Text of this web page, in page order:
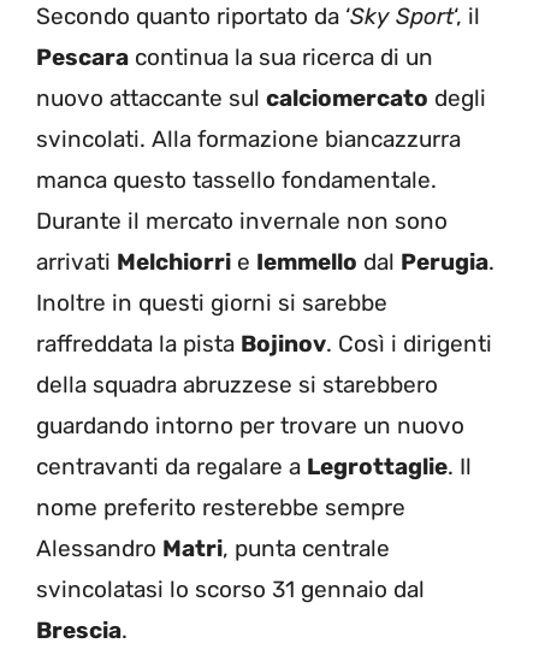
Secondo quanto riportato da ‘Sky Sport‘, il
Pescara continua la sua ricerca di un
nuovo attaccante sul calciomercato degli
svincolati. Alla formazione biancazzurra
manca questo tassello fondamentale.
Durante il mercato invernale non sono
arrivati Melchiorri e Iemmello dal Perugia.
Inoltre in questi giorni si sarebbe
raffreddata la pista Bojinov. Così i dirigenti
della squadra abruzzese si starebbero
guardando intorno per trovare un nuovo
centravanti da regalare a Legrottaglie. Il
nome preferito resterebbe sempre
Alessandro Matri, punta centrale
svincolatasi lo scorso 31 gennaio dal
Brescia.